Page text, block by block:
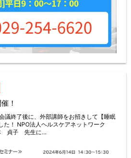
！
議終了後に、外部講師をお招きして【睡眠
た！ NPO法人ヘルスケアネットワーク
貞子 先生に…